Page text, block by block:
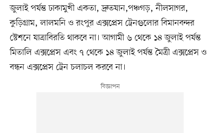
জুলাই পর্যন্ত ঢাকামুখী একতা, দ্রুতযান,পঞ্চগড়, নীলসাগর,
কুড়িগ্রাম, লালমনি ও রংপুর এক্সপ্রেস ট্রেনগুলোর বিমানবন্দর
স্টেশনে যাত্রাবিরতি থাকবে না। আগামী ৬ থেকে ১৪ জুলাই পর্যন্ত
মিতালি এক্সপ্রেস এবং ৭ থেকে ১৪ জুলাই পর্যন্ত মৈত্রী এক্সপ্রেস ও
বন্ধন এক্সপ্রেস ট্রেন চলাচল করবে না।